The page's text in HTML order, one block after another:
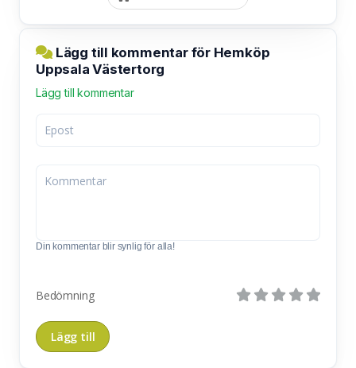
Lägg till kommentar för Hemköp
Uppsala Västertorg
Lägg till kommentar
Din kommentar blir synlig för alla!
Bedömning